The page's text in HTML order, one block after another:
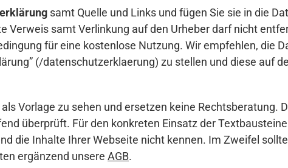
samt Quelle und Links und fügen Sie sie in die
Verweis samt Verlinkung auf den Urheber darf nicht
für eine kostenlose Nutzung. Wir empfehlen, die
(/datenschutzerklaerung) zu stellen und diese auf
Vorlage zu sehen und ersetzen keine Rechtsberatung.
überprüft. Für den konkreten Einsatz der
die Inhalte Ihrer Webseite nicht kennen. Im Zweifel
ergänzend unsere AGB.